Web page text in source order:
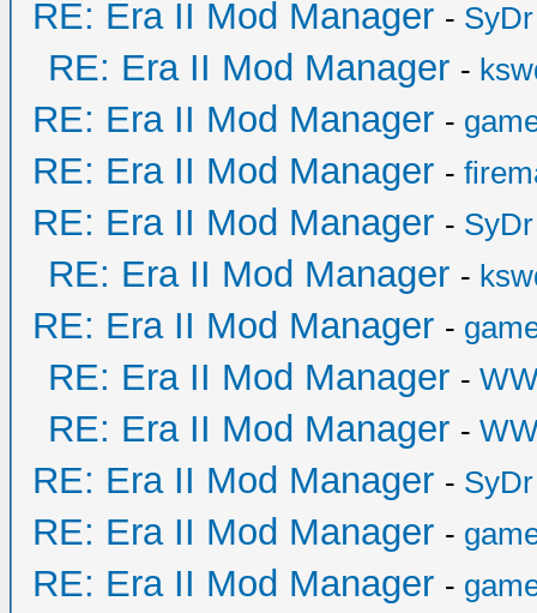
RE: Era II Mod Manager - SyDr
RE: Era II Mod Manager -
RE: Era II Mod Manager -
RE: Era II Mod Manager -
RE: Era II Mod Manager - SyDr
RE: Era II Mod Manager -
RE: Era II Mod Manager -
RE: Era II Mod Manager -
RE: Era II Mod Manager -
RE: Era II Mod Manager - SyDr
RE: Era II Mod Manager -
RE: Era II Mod Manager -